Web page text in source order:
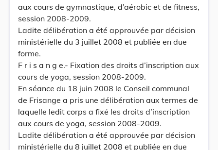
aux cours de gymnastique, d’aérobic et de fitness,
session 2008-2009.
Ladite délibération a été approuvée par décision
ministérielle du 3 juillet 2008 et publiée en due
forme.
F r i s a n g e.- Fixation des droits d’inscription aux
cours de yoga, session 2008-2009.
En séance du 18 juin 2008 le Conseil communal
de Frisange a pris une délibération aux termes de
laquelle ledit corps a fixé les droits d’inscription
aux cours de yoga, session 2008-2009.
Ladite délibération a été approuvée par décision
ministérielle du 8 juillet 2008 et publiée en due